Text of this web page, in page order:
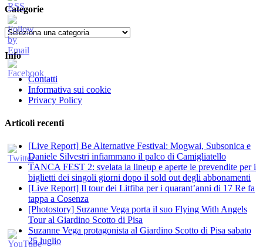
Categorie
Categorie
Info
Contatti
Informativa sui cookie
Privacy Policy
Articoli recenti
[Live Report] Be Alternative Festival: Mogwai, Subsonica e
Daniele Silvestri infiammano il palco di Camigliatello
TANCA FEST 2: svelata la lineup e aperte le prevendite per i
biglietti dei singoli giorni dopo il sold out degli abbonamenti
[Live Report] Il tour dei Litfiba per i quarant’anni di 17 Re fa
tappa a Cosenza
[Photostory] Suzanne Vega porta il suo Flying With Angels
Tour al Giardino Scotto di Pisa
Suzanne Vega protagonista al Giardino Scotto di Pisa sabato
25 luglio